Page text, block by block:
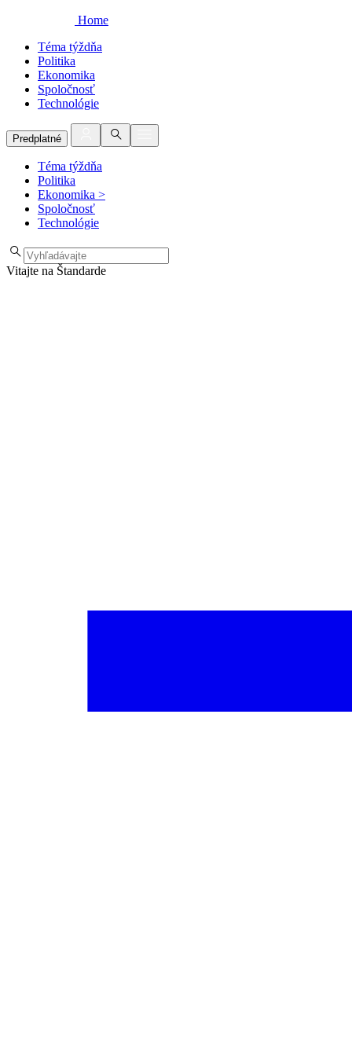
Home
Téma týždňa
Politika
Ekonomika
Spoločnosť
Technológie
Predplatné
Téma týždňa
Politika
Ekonomika >
Spoločnosť
Technológie
Vitajte na Štandarde